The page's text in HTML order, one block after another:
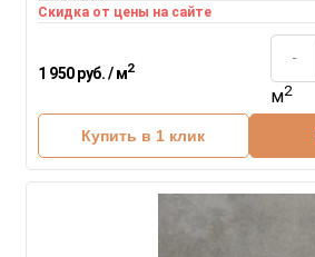
Скидка от цены на сайте
1 950 руб. / м2
м2
Купить в 1 клик